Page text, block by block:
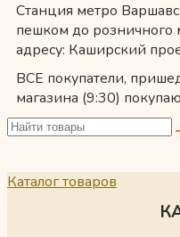
Станция метро
пешком до розничного
адресу: Каширский
ВСЕ покупатели,
магазина (9:30)
Каталог товаров